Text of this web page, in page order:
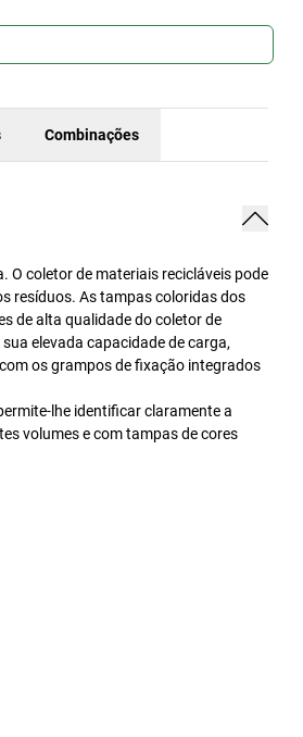
Combinações
O coletor de materiais recicláveis pode
resíduos. As tampas coloridas dos
de alta qualidade do coletor de
elevada capacidade de carga,
os grampos de fixação integrados
lhe identificar claramente a
volumes e com tampas de cores